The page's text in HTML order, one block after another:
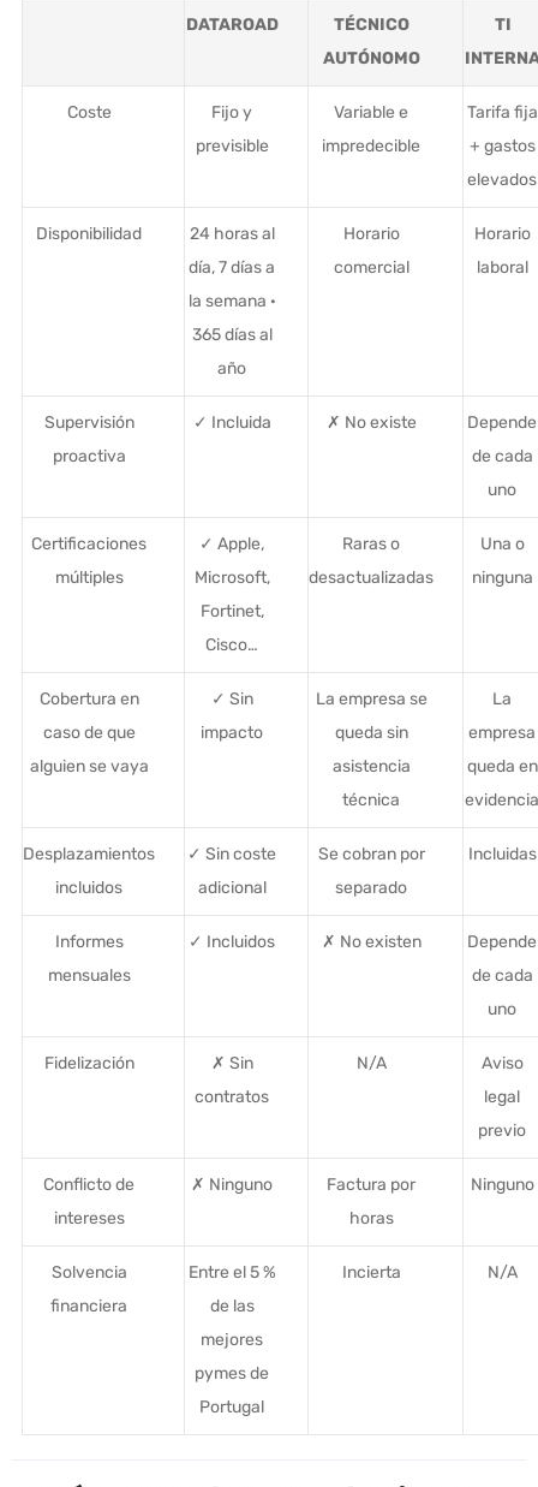
DATAROAD
TÉCNICO
AUTÓNOMO
TI
Coste
Fijo y
previsible
Variable e
impredecible
Tarifa fija
+ gastos
elevados
Disponibilidad
24 horas al
día, 7 días a
la semana ·
365 días al
año
Horario
comercial
Horario
laboral
Supervisión
proactiva
✓ Incluida ✗ No existe
Depende
de cada
uno
Certificaciones
múltiples
✓ Apple,
Microsoft,
Fortinet,
Cisco…
Raras o
desactualizadas
Una o
ninguna
Cobertura en
caso de que
alguien se vaya
✓ Sin
impacto
La empresa se
queda sin
asistencia
técnica
La
empresa
queda en
evidencia
Desplazamientos
incluidos
✓ Sin coste
adicional
Se cobran por
separado
Incluidas
Informes
mensuales
✓ Incluidos ✗ No existen
Depende
de cada
uno
Fidelización
✗ Sin
contratos
N/A
Aviso
legal
previo
Conflicto de
intereses
✗ Ninguno
Factura por
horas
Ninguno
Solvencia
financiera
Entre el 5 %
de las
mejores
pymes de
Portugal
Incierta N/A